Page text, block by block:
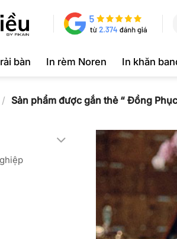
bàn In rèm Noren In khăn
/ Sản phẩm được gắn thẻ “ Đồng